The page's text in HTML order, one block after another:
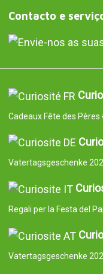
Contacto e
Cadeaux Fête des
Vatertagsgeschenke
Regali per la Festa del
Vatertagsgeschenke